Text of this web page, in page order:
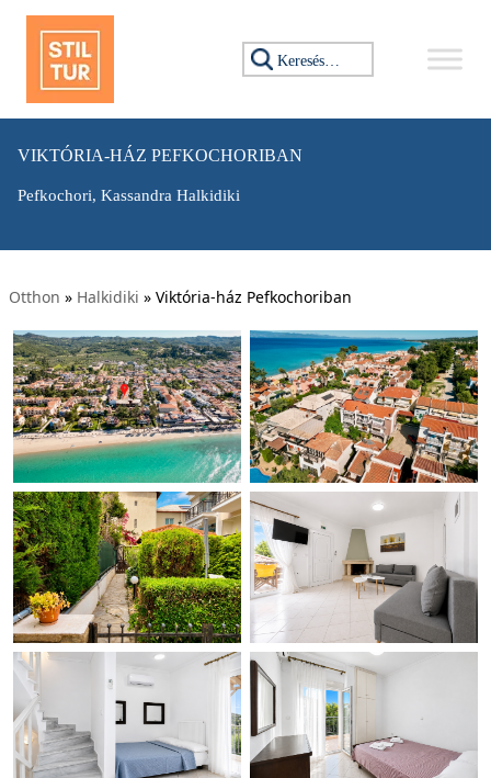
Keresés:
VIKTÓRIA-HÁZ PEFKOCHORIBAN
Pefkochori, Kassandra Halkidiki
Otthon » Halkidiki » Viktória-ház Pefkochoriban